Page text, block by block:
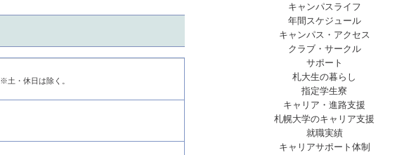
キャンパスライフ
年間スケジュール
キャンパス・アクセス
クラブ・サークル
サポート
札大生の暮らし
指定学生寮
キャリア・進路支援
札幌大学のキャリア支援
就職実績
キャリアサポート体制
※土・休日は除く。